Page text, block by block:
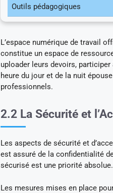
Outils pédagogiques
L’espace numérique de travail
constitue un espace de
uploader leurs devoirs,
heure du jour et de la nuit
professionnels.
2.2 La Sécurité et
Les aspects de sécurité et
est assuré de la confidentialité
sécurisé est une priorité
Les mesures mises en place